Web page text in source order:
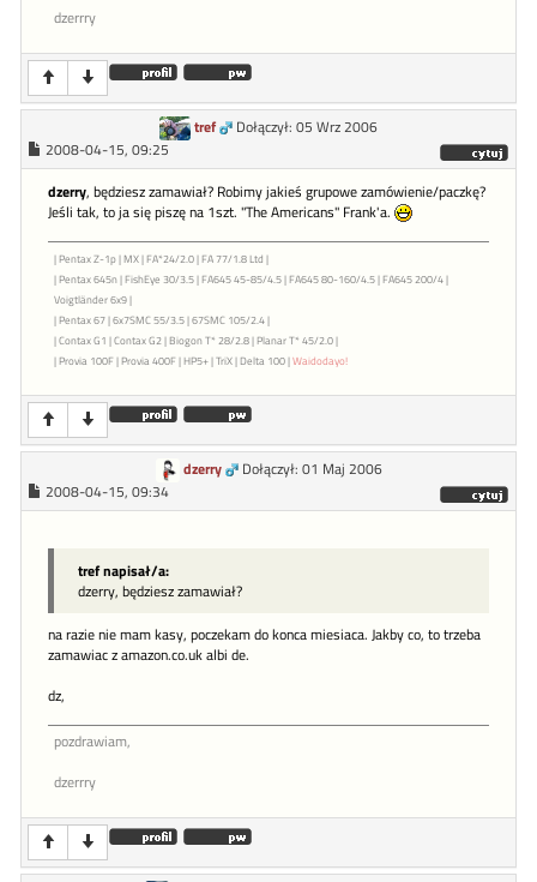
dzerrry
tref
Dołączył: 05 Wrz 2006
2008-04-15, 09:25
dzerry, będziesz zamawiał? Robimy jakieś grupowe zamówienie/paczkę?
Jeśli tak, to ja się piszę na 1szt. "The Americans" Frank'a.
| Pentax Z-1p | MX | FA*24/2.0 | FA 77/1.8 Ltd |
| Pentax 645n | FishEye 30/3.5 | FA645 45-85/4.5 | FA645 80-160/4.5 | FA645 200/4 |
Voigtländer 6x9 |
| Pentax 67 | 6x7SMC 55/3.5 | 67SMC 105/2.4 |
| Contax G1 | Contax G2 | Biogon T* 28/2.8 | Planar T* 45/2.0 |
| Provia 100F | Provia 400F | HP5+ | TriX | Delta 100 |Waidodayo!
dzerry
Dołączył: 01 Maj 2006
2008-04-15, 09:34
tref napisał/a:
dzerry, będziesz zamawiał?
na razie nie mam kasy, poczekam do konca miesiaca. Jakby co, to trzeba
zamawiac z amazon.co.uk albi de.
dz,
pozdrawiam,
dzerrry